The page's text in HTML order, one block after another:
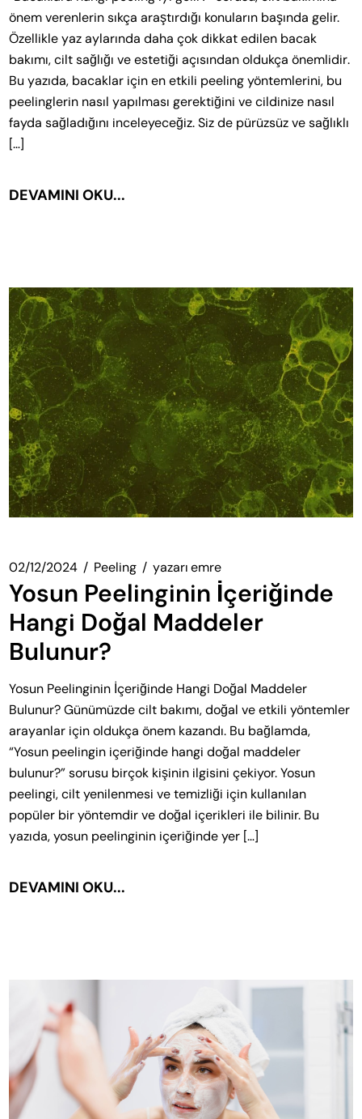
önem verenlerin sıkça araştırdığı konuların başında gelir.
Özellikle yaz aylarında daha çok dikkat edilen bacak
bakımı, cilt sağlığı ve estetiği açısından oldukça önemlidir.
Bu yazıda, bacaklar için en etkili peeling yöntemlerini, bu
peelinglerin nasıl yapılması gerektiğini ve cildinize nasıl
fayda sağladığını inceleyeceğiz. Siz de pürüzsüz ve sağlıklı
[…]
DEVAMINI OKU...
02/12/2024 Peeling yazarı emre
Yosun Peelinginin İçeriğinde
Hangi Doğal Maddeler
Bulunur?
Yosun Peelinginin İçeriğinde Hangi Doğal Maddeler
Bulunur? Günümüzde cilt bakımı, doğal ve etkili yöntemler
arayanlar için oldukça önem kazandı. Bu bağlamda,
“Yosun peelingin içeriğinde hangi doğal maddeler
bulunur?” sorusu birçok kişinin ilgisini çekiyor. Yosun
peelingi, cilt yenilenmesi ve temizliği için kullanılan
popüler bir yöntemdir ve doğal içerikleri ile bilinir. Bu
yazıda, yosun peelinginin içeriğinde yer […]
DEVAMINI OKU...